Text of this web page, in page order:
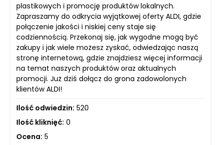
plastikowych i promocję produktów lokalnych.
Zapraszamy do odkrycia wyjątkowej oferty ALDI, gdzie
połączenie jakości i niskiej ceny staje się
codziennością. Przekonaj się, jak wygodne mogą być
zakupy i jak wiele możesz zyskać, odwiedzając naszą
stronę internetową, gdzie znajdziesz więcej informacji
na temat naszych produktów oraz aktualnych
promocji. Już dziś dołącz do grona zadowolonych
klientów ALDI!
Ilość odwiedzin: 520
Ilość kliknięć: 0
Ocena: 5